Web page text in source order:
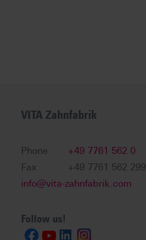
VITA Zahnfabrik
Phone
+49 7761 562 0
Fax
+49 7761 562 299
info@vita-zahnfabrik.com
Follow us!